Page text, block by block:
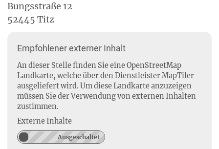
Bungsstraße 12
52445 Titz
Empfohlener externer Inhalt
An dieser Stelle finden Sie eine OpenStreetMap
Landkarte, welche über den Dienstleister MapTiler
ausgeliefert wird. Um diese Landkarte anzuzeigen
müssen Sie der Verwendung von externen Inhalten
zustimmen.
Externe Inhalte